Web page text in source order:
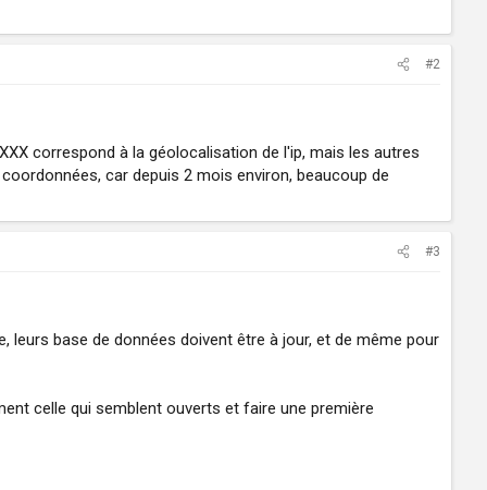
#2
correspond à la géolocalisation de l'ip, mais les autres
car depuis 2 mois environ, beaucoup de
#3
leurs base de données doivent être à jour, et de même pour
celle qui semblent ouverts et faire une première